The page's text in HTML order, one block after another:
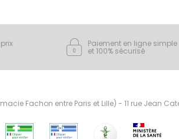
Paiement en ligne simple
et 100% sécurisé
Fachon entre Paris et Lille) - 11 rue Jean